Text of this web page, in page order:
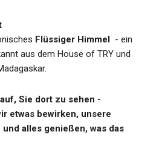
Flüssiger Himmel - ein
aus dem House of TRY und
Sie dort zu sehen -
etwas bewirken, unsere
alles genießen, was das